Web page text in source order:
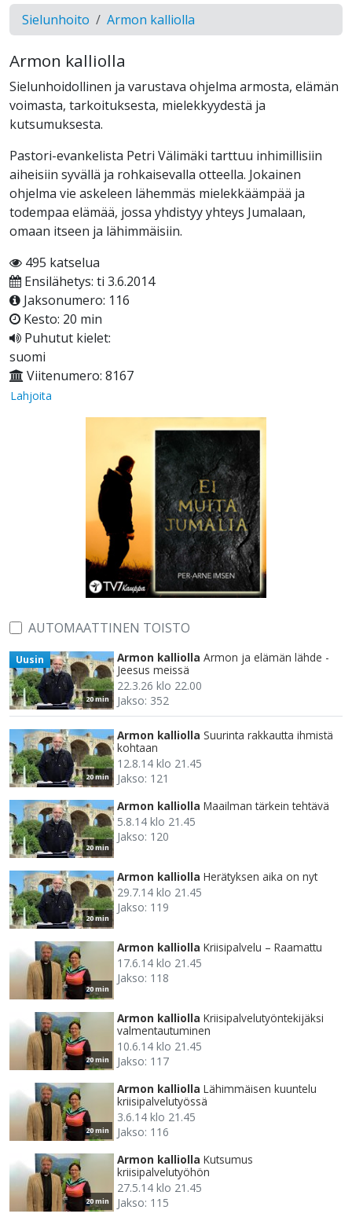
Sielunhoito Armon kalliolla
Armon kalliolla
Sielunhoidollinen ja varustava ohjelma armosta, elämän
voimasta, tarkoituksesta, mielekkyydestä ja
kutsumuksesta.
Pastori-evankelista Petri Välimäki tarttuu inhimillisiin
aiheisiin syvällä ja rohkaisevalla otteella. Jokainen
ohjelma vie askeleen lähemmäs mielekkäämpää ja
todempaa elämää, jossa yhdistyy yhteys Jumalaan,
omaan itseen ja lähimmäisiin.
495 katselua
Ensilähetys: ti 3.6.2014
Jaksonumero: 116
Kesto: 20 min
Puhutut kielet:
suomi
Viitenumero: 8167
Lahjoita
AUTOMAATTINEN TOISTO
20 min
Uusin Armon kalliolla Armon ja elämän lähde -
Jeesus meissä
22.3.26 klo 22.00
Jakso: 352
20 min
Armon kalliolla Suurinta rakkautta ihmistä
kohtaan
12.8.14 klo 21.45
Jakso: 121
20 min
Armon kalliolla Maailman tärkein tehtävä
5.8.14 klo 21.45
Jakso: 120
20 min
Armon kalliolla Herätyksen aika on nyt
29.7.14 klo 21.45
Jakso: 119
20 min
Armon kalliolla Kriisipalvelu – Raamattu
17.6.14 klo 21.45
Jakso: 118
20 min
Armon kalliolla Kriisipalvelutyöntekijäksi
valmentautuminen
10.6.14 klo 21.45
Jakso: 117
20 min
Armon kalliolla Lähimmäisen kuuntelu
kriisipalvelutyössä
3.6.14 klo 21.45
Jakso: 116
20 min
Armon kalliolla Kutsumus
kriisipalvelutyöhön
27.5.14 klo 21.45
Jakso: 115